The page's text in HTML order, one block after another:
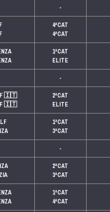
-
4ªCAT
4ªCAT
1ªCAT
ELITE
-
🇮🇹
🇮🇹
2ªCAT
ELITE
1ªCAT
3ªCAT
-
2ªCAT
3ªCAT
1ªCAT
4ªCAT